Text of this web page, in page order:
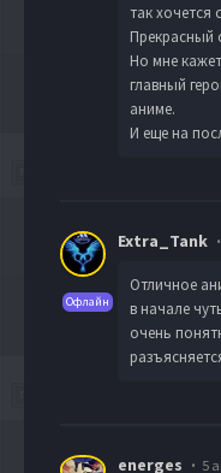
так хочется
Прекрасный
Но мне
главный
аниме.
И еще на
Офлайн
Extra_Tank
Отличное
в начале
очень
energes 5